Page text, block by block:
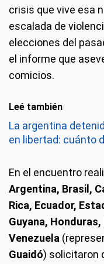
crisis que vive esa
escalada de
elecciones del
el informe que
comicios.
Leé también
La argentina
en libertad: cuánto
En el encuentro
Argentina, Brasil,
Rica, Ecuador,
Guyana, Honduras,
Venezuela
Guaidó) solicitaron